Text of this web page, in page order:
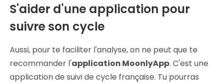
S'aider d'une application pour
suivre son cycle
Aussi, pour te faciliter l'analyse, on ne peut que te
recommander l'application MoonlyApp. C'est une
application de suivi de cycle française. Tu pourras